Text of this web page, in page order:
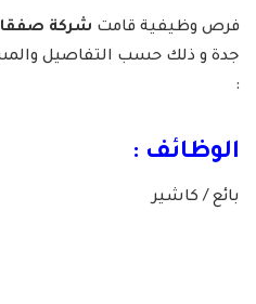
فرص وظيفية قامت شركة
جدة و ذلك حسب التفاصيل
:
الوظائف :
بائع / كاشير